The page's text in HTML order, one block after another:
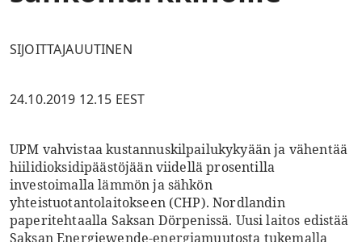
SIJOITTAJAUUTINEN
24.10.2019 12.15 EEST
UPM vahvistaa kustannuskilpailukykyään ja vähentää
hiilidioksidipäästöjään viidellä prosentilla
investoimalla lämmön ja sähkön
yhteistuotantolaitokseen (CHP). Nordlandin
paperitehtaalla Saksan Dörpenissä. Uusi laitos edistää
Saksan Energiewende-energiamuutosta tukemalla